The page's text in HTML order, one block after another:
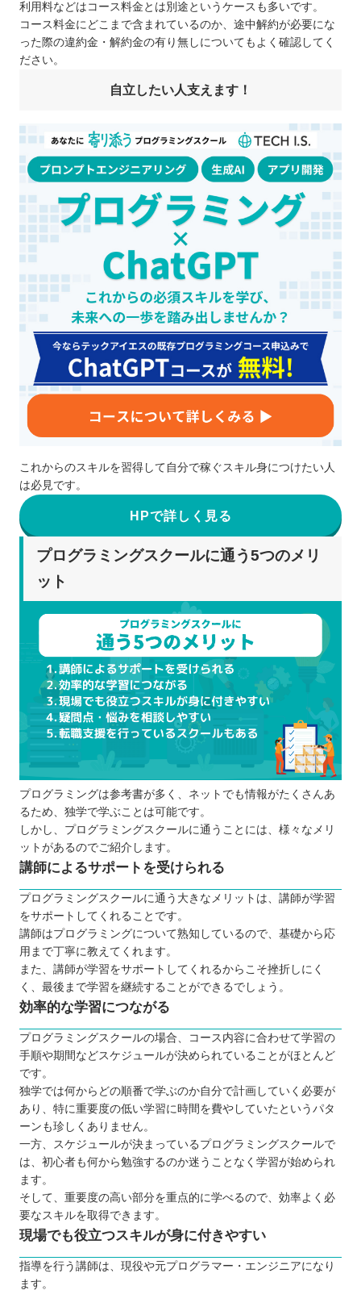
利用料などはコース料金とは別途というケースも多いです。
コース料金にどこまで含まれているのか、途中解約が必要にな
った際の違約金・解約金の有り無しについてもよく確認してく
ださい。
自立したい人支えます！
これからのスキルを習得して自分で稼ぐスキル身につけたい人
は必見です。
HPで詳しく見る
プログラミングスクールに通う5つのメリ
ット
プログラミングは参考書が多く、ネットでも情報がたくさんあ
るため、独学で学ぶことは可能です。
しかし、プログラミングスクールに通うことには、様々なメリ
ットがあるのでご紹介します。
講師によるサポートを受けられる
プログラミングスクールに通う大きなメリットは、講師が学習
をサポートしてくれることです。
講師はプログラミングについて熟知しているので、基礎から応
用まで丁寧に教えてくれます。
また、講師が学習をサポートしてくれるからこそ挫折しにく
く、最後まで学習を継続することができるでしょう。
効率的な学習につながる
プログラミングスクールの場合、コース内容に合わせて学習の
手順や期間などスケジュールが決められていることがほとんど
です。
独学では何からどの順番で学ぶのか自分で計画していく必要が
あり、特に重要度の低い学習に時間を費やしていたというパタ
ーンも珍しくありません。
一方、スケジュールが決まっているプログラミングスクールで
は、初心者も何から勉強するのか迷うことなく学習が始められ
ます。
そして、重要度の高い部分を重点的に学べるので、効率よく必
要なスキルを取得できます。
現場でも役立つスキルが身に付きやすい
指導を行う講師は、現役や元プログラマー・エンジニアになり
ます。